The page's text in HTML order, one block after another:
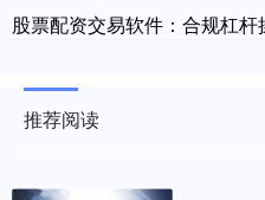
股票配资交易软件：合规杠杆
推荐阅读